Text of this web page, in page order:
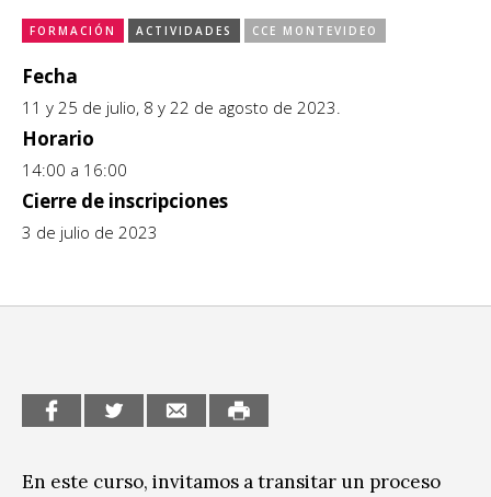
CCE en el interior/libros
Espacio itinerante de lectura infantil
Exposiciones
Género y Diversidad
Infantil y Juvenil
Letras
FORMACIÓN ACTIVIDADES CCE MONTEVIDEO
Fecha
11 y 25 de julio, 8 y 22 de agosto de 2023.
Horario
14:00 a 16:00
Cierre de inscripciones
3 de julio de 2023
En este curso, invitamos a transitar un proceso